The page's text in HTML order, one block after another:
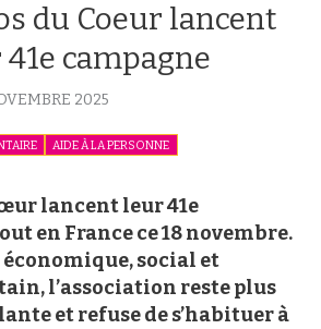
du Coeur lancent
campagne
2025
AIDE À LA PERSONNE
lancent leur 41e
en France ce 18 novembre.
social et
l’association reste plus
et refuse de s’habituer à